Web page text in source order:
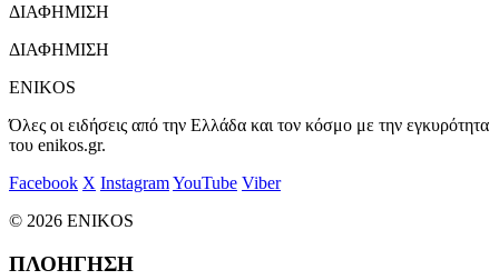
ΔΙΑΦΗΜΙΣΗ
ΔΙΑΦΗΜΙΣΗ
ENIKOS
Όλες οι ειδήσεις από την Ελλάδα και τον κόσμο με την εγκυρότητα
του enikos.gr.
Facebook X InstagramYouTube Viber
© 2026 ENIKOS
ΠΛΟΗΓΗΣΗ